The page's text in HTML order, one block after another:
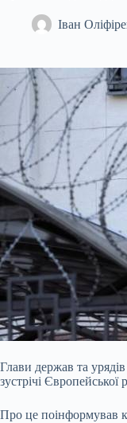
Іван
Глави держав та
зустрічі
Про це поінформував